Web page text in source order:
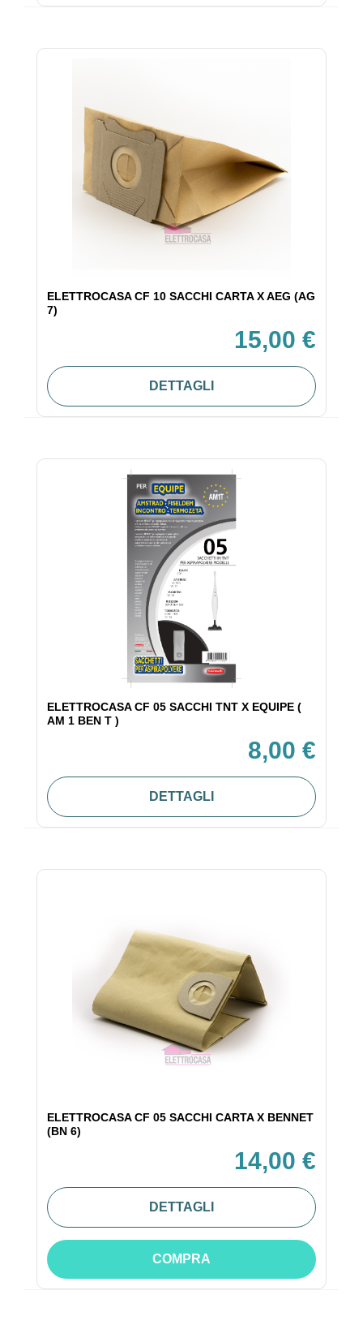
ELETTROCASA CF 10 SACCHI CARTA X AEG (AG
7)
15,00 €
DETTAGLI
ELETTROCASA CF 05 SACCHI TNT X EQUIPE (
AM 1 BEN T )
8,00 €
DETTAGLI
ELETTROCASA CF 05 SACCHI CARTA X BENNET
(BN 6)
14,00 €
DETTAGLI
COMPRA